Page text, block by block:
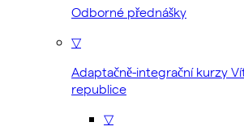
Odborné přednášky
▽
Adaptačně-integrační kurzy
republice
▽